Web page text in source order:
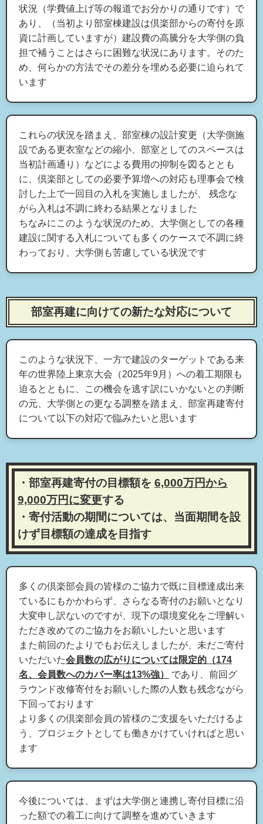
状況（学費値上げ等の報道でお分かりの通りです）で
あり、（当初より部室棟建設は倶楽部からの寄付を原
資に計画していますが）建設費の高騰分を大学側の負
担で補うことはさらに困難な状況にあります。そのた
め、何らかの方法でその差分を埋める必要に迫られて
います
これらの状況を踏まえ、部室棟の設計変更（大学側施
設である更衣室などの縮小、部室としてのスペースは
当初計画通り）などによる費用の抑制を図るととも
に、倶楽部としての必要予算増への対応も理事会で検
討した上で一回目の入札を実施しましたが、 残念な
がら入札は不調に終わる結果となりました
ちなみにこのような状況のため、大学側としての各種
建設に関する入札についても多くのケースで不調に終
わっており、大学側も苦慮している状況です
部室再建に向けての新たな対応について
このような状況下、一方で建設のターゲットである来
年の世界陸上東京大会（2025年9月）への着工期限も
迫るとともに、この機会を逃す訳にいかないとの判断
の元、大学側との更なる調整を踏まえ、部室再建寄付
について以下の対応で臨みたいと思います
・部室再建寄付の目標額を 6,000万円から
9,000万円に変更する
・寄付活動の期間については、当面期間を設
けず目標額の達成を目指す
多くの倶楽部会員の皆様のご協力で既に目標達成出来
ているにもかかわらず、さらなる寄付のお願いとなり
大変申し訳ないのですが、現下の環境変化をご理解い
ただき改めてのご協力をお願いしたいと思います
また前回のたよりでもお伝えしましたが、未だご寄付
いただいた会員数の広がりについては限定的（174
名、会員数へのカバー率は13%強）
であり、前回グ
ラウンド改修寄付をお願いした際の人数も残念ながら
下回っております
より多くの倶楽部会員の皆様のご支援をいただけるよ
う、プロジェクトとしても働きかけていければと思い
ます
今後については、まずは大学側と連携し寄付目標に沿
った額での着工に向けて調整を進めていきます